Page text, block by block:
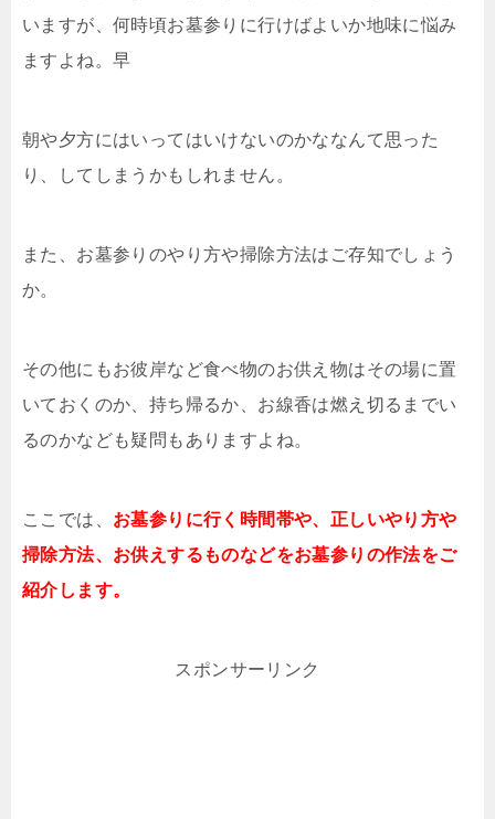
いますが、何時頃お墓参りに行けばよいか地味に悩み
ますよね。早
朝や夕方にはいってはいけないのかななんて思った
り、してしまうかもしれません。
また、お墓参りのやり方や掃除方法はご存知でしょう
か。
その他にもお彼岸など食べ物のお供え物はその場に置
いておくのか、持ち帰るか、お線香は燃え切るまでい
るのかなども疑問もありますよね。
ここでは、 お墓参りに行く時間帯や、正しいやり方や
掃除方法、お供えするものなどをお墓参りの作法をご
紹介します。
スポンサーリンク